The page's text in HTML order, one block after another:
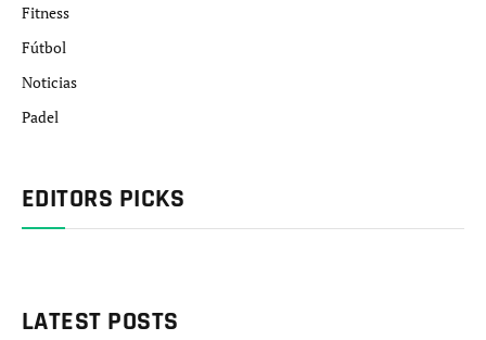
Fitness
Fútbol
Noticias
Padel
EDITORS PICKS
LATEST POSTS